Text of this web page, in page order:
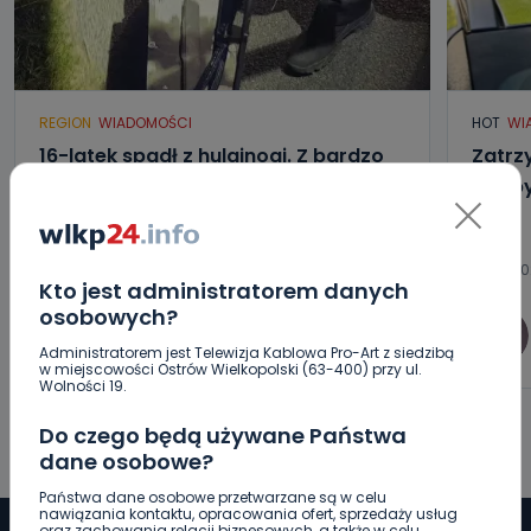
Kto jest administratorem danych
osobowych?
Administratorem jest Telewizja Kablowa Pro-Art z siedzibą
w miejscowości Ostrów Wielkopolski (63-400) przy ul.
Wolności 19.
Do czego będą używane Państwa
dane osobowe?
Państwa dane osobowe przetwarzane są w celu
nawiązania kontaktu, opracowania ofert, sprzedaży usług
REGION WIADOMOŚCI
16-latek spadł z hulajnogi. Z bardzo
szpitala
Sebastian Matyszczak
HOT